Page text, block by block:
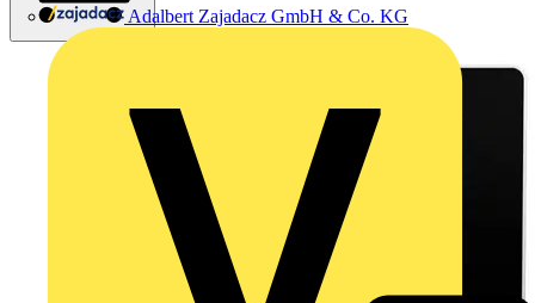
Adalbert Zajadacz GmbH & Co. KG